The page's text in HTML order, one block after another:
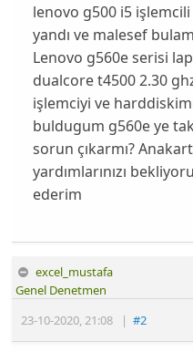
lenovo g500 i5
yandı ve malesef
Lenovo g560e serisi
dualcore t4500 2.30
işlemciyi ve
buldugum g560e ye
sorun çıkarmı?
yardımlarınızı
ederim
excel_mustafa
23-10-2020,21:08 |#2
Genel Denetmen